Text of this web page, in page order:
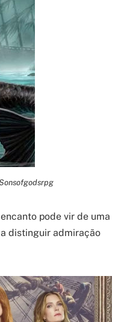
pode vir de uma
distinguir admiração